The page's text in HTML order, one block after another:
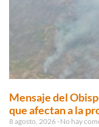
Mensaje del
que afectan a la
8 agosto, 2026 No hay